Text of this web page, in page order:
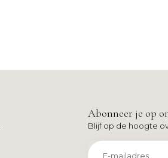
Abonneer je op
Blijf op de hoogte